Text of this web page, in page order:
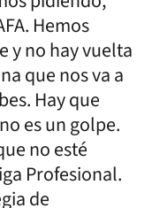
Hemos
y no hay vuelta
que nos va a
Hay que
es un golpe.
no esté
Profesional.
de